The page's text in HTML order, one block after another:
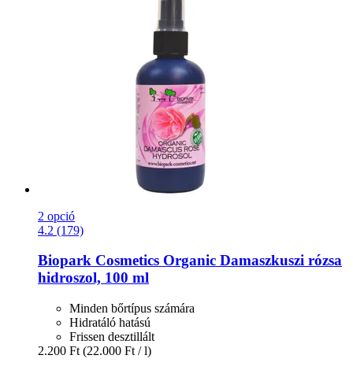
2 opció
4.2 (179)
Biopark Cosmetics Organic Damaszkuszi rózsa
hidroszol, 100 ml
Minden bőrtípus számára
Hidratáló hatású
Frissen desztillált
2.200 Ft (22.000 Ft / l)